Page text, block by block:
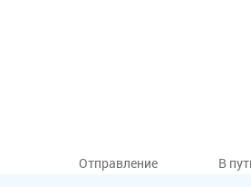
Отправление В